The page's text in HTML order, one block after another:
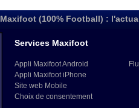
Maxifoot (100% Football) :
Services Maxifoot
Appli Maxifoot Android
Appli Maxifoot iPhone
Site web Mobile
Choix de consentement